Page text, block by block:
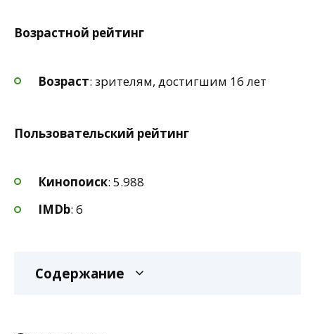
Возрастной рейтинг
Возраст: зрителям, достигшим 16 лет
Пользовательский рейтинг
Кинопоиск: 5.988
IMDb: 6
Содержание